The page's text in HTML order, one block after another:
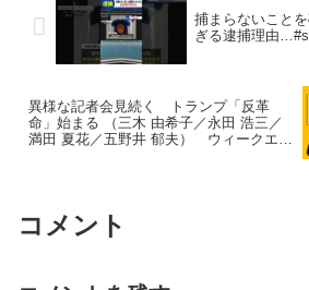
捕まらないこと
ぎる逮捕理由
異様な記者会見続く トランプ「反革
命」始まる （三木 由希子／永田 浩三／
満田 夏花／五野井 郁夫） ウィークエン
コメント